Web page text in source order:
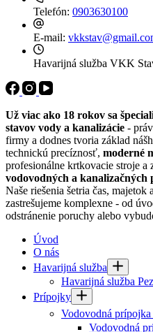
Telefón: 0903630100
E-mail:
Havarijná služba VKK
Už viac ako 18 rokov sa
stavov vody a kanalizácie -
firmy a dodnes tvoria základ
technickú precíznosť, moderné
profesionálne krtkovacie stroje a
vodovodných a kanalizačných
Naše riešenia šetria čas,
zastrešujeme komplexne - od
odstránenie poruchy alebo
Úvod
O nás
Havarijná služba
Havarijná služba
Prípojky
Vodovodná
Vodovodná